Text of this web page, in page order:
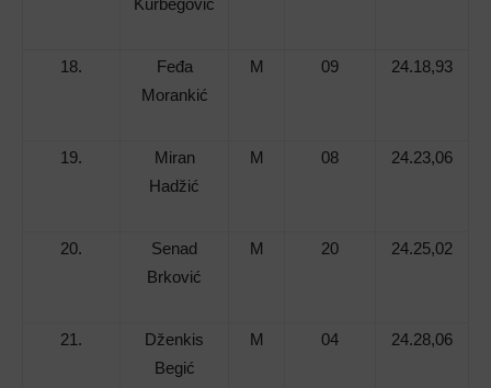
Kurbegović
18.
Feđa
Morankić
M 09 24.18,93
19.
Miran
Hadžić
M 08 24.23,06
20.
Senad
Brković
M 20 24.25,02
21.
Dženkis
Begić
M 04 24.28,06